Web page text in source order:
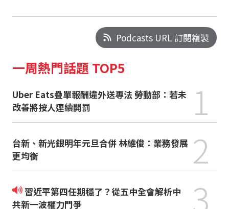
Podcasts URL 訂閱複製
一周熱門話題 TOP5
Uber Eats疊單報酬違外送專法 勞動部：若未
改善將按人連續開罰
1
台新、新光銀明年元旦合併 林維俊：業務發展
更均衡
2
習近平第四任期穩了？從五中全會解析中
共新一波權力鬥爭
3